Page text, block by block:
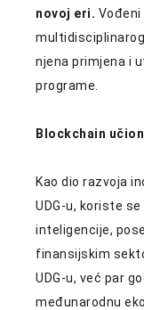
novoj eri. Vođeni
njena primjena i
programe.
Blockchain
Kao dio razvoja
UDG-u, koriste
inteligencije,
finansijskim
UDG-u, već par
međunarodnu